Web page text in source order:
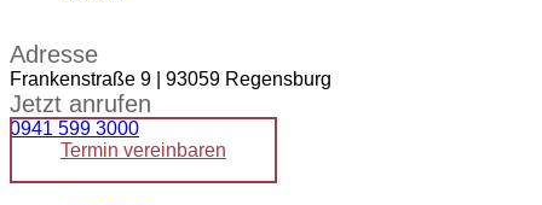
Adresse
Frankenstraße 9 | 93059 Regensburg
Jetzt anrufen
0941 599 3000
Termin vereinbaren